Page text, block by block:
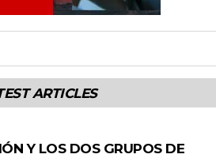
ARTICLES
Y LOS DOS GRUPOS DE